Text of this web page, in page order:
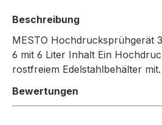
Beschreibung
MESTO Hochdrucksprühgerät
6 mit 6 Liter Inhalt Ein
rostfreiem Edelstahlbehälter
Bewertungen